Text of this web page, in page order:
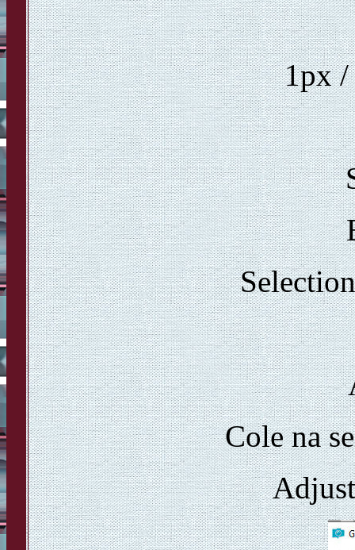
1px /
Cole na